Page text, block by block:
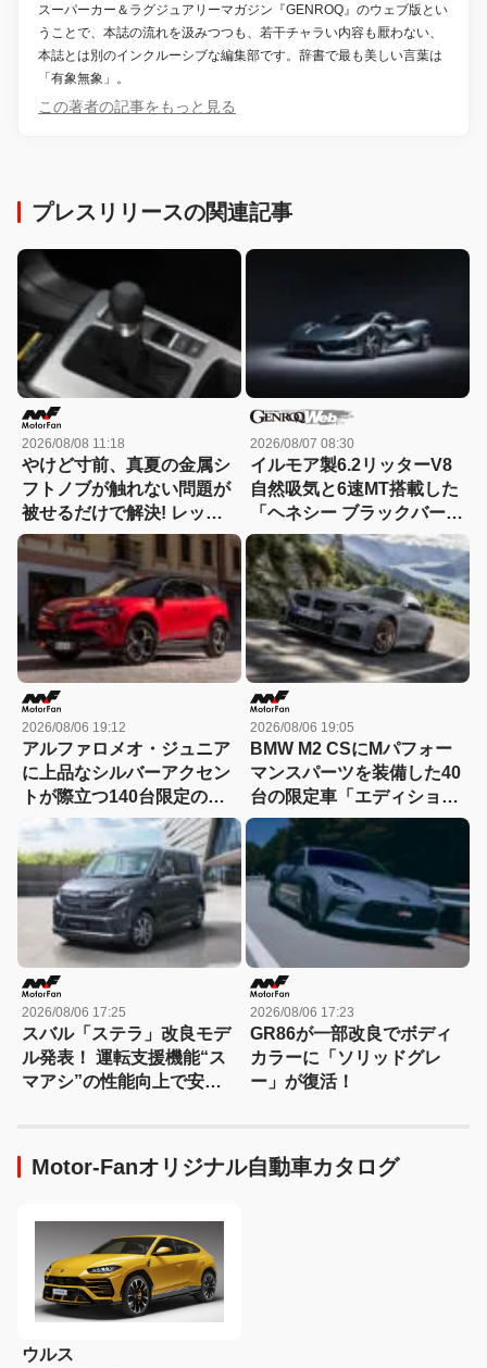
スーパーカー＆ラグジュアリーマガジン『GENROQ』のウェブ版とい
うことで、本誌の流れを汲みつつも、若干チャラい内容も厭わない、
本誌とは別のインクルーシブな編集部です。辞書で最も美しい言葉は
「有象無象」。
この著者の記事をもっと見る
プレスリリースの関連記事
2026/08/08 11:18
やけど寸前、真夏の金属シ
フトノブが触れない問題が
被せるだけで解決! レッツ
ォのシリコンカバーが夏も
冬も快適すぎる! 【CAR
MONO図鑑】
2026/08/07 08:30
イルモア製6.2リッターV8
自然吸気と6速MT搭載した
「ヘネシー ブラックバー
ド」がデビュー【動画】
2026/08/06 19:12
アルファロメオ・ジュニア
に上品なシルバーアクセン
トが際立つ140台限定の
「スポルト スペチアーレ」
が登場！
2026/08/06 19:05
BMW M2 CSにMパフォー
マンスパーツを装備した40
台の限定車「エディショ
ン・エッジ」が登場！
2026/08/06 17:25
スバル「ステラ」改良モデ
ル発表！ 運転支援機能“ス
マアシ”の性能向上で安心
2026/08/06 17:23
GR86が一部改良でボディ
カラーに「ソリッドグレ
ー」が復活！
Motor-Fanオリジナル自動車カタログ
ウルス